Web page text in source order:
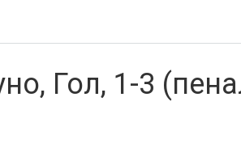
Гол, 1-3